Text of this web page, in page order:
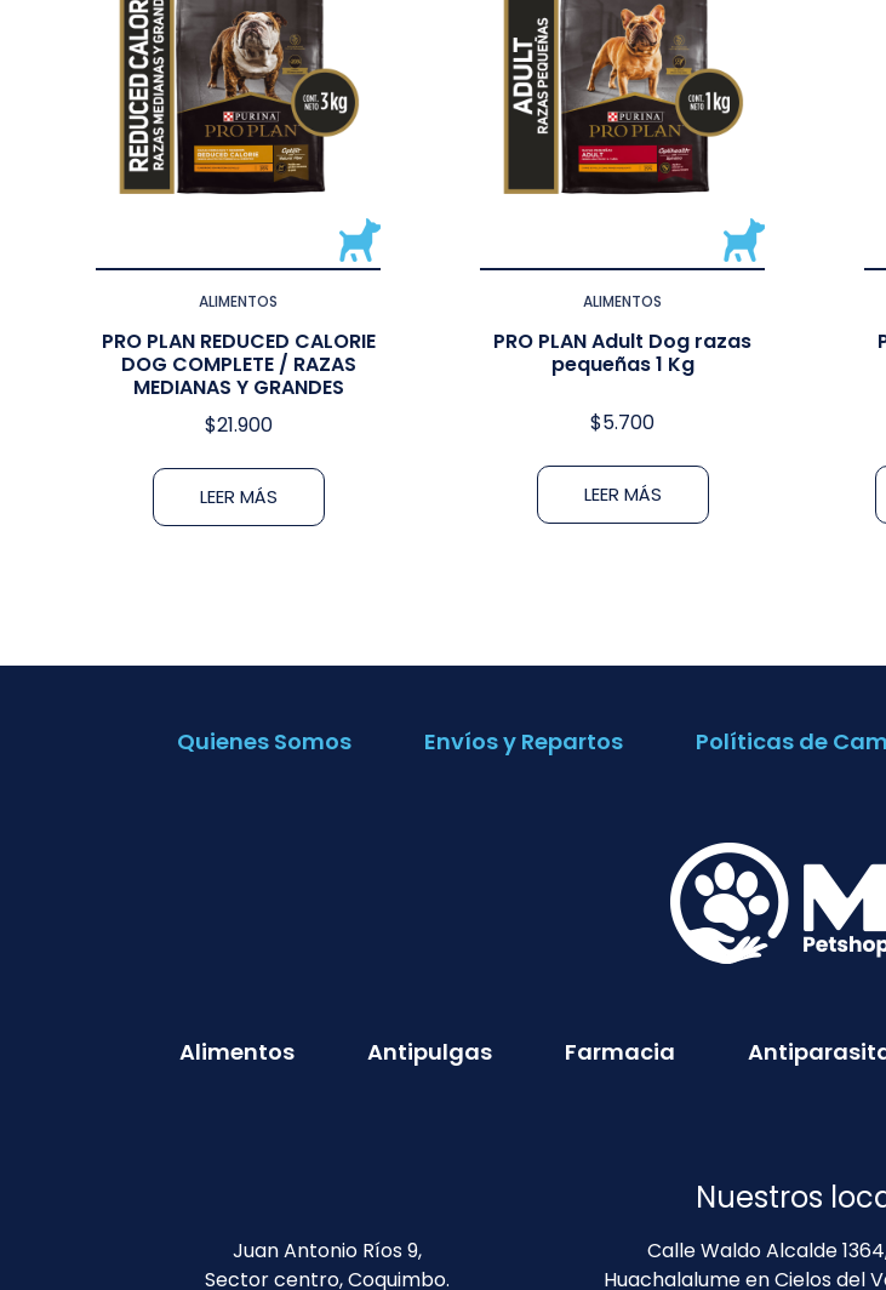
ALIMENTOS
PRO PLAN REDUCED CALORIE
DOG COMPLETE / RAZAS
MEDIANAS Y GRANDES
$21.900
LEER MÁS
ALIMENTOS
PRO PLAN Adult Dog razas
pequeñas 1 Kg
$5.700
LEER MÁS
Quienes Somos Envíos y Repartos Políticas de
Alimentos Antipulgas Farmacia
Nuestros
Juan Antonio Ríos 9,
Sector centro, Coquimbo.
Calle Waldo Alcalde
Huachalalume en Cielos del